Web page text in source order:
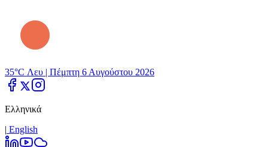
35°C Λευ | Πέμπτη 6 Αυγούστου 2026
Ελληνικά
| Εnglish